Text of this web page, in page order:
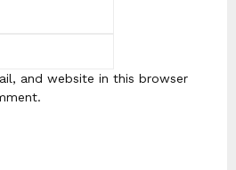
and website in this browser